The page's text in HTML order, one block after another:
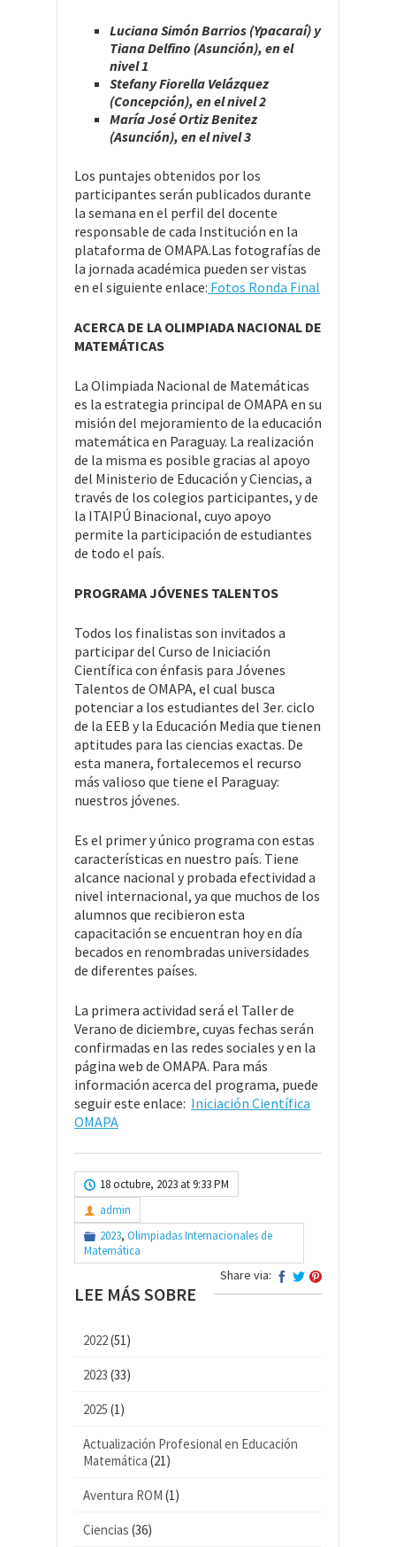
Luciana Simón Barrios (Ypacaraí) y
Tiana Delfino (Asunción), en el
nivel 1
Stefany Fiorella Velázquez
(Concepción), en el nivel 2
María José Ortiz Benitez
(Asunción), en el nivel 3
Los puntajes obtenidos por los
participantes serán publicados durante
la semana en el perfil del docente
responsable de cada Institución en la
plataforma de OMAPA.Las fotografías de
la jornada académica pueden ser vistas
en el siguiente enlace: Fotos Ronda Final
ACERCA DE LA OLIMPIADA NACIONAL DE
MATEMÁTICAS
La Olimpiada Nacional de Matemáticas
es la estrategia principal de OMAPA en su
misión del mejoramiento de la educación
matemática en Paraguay. La realización
de la misma es posible gracias al apoyo
del Ministerio de Educación y Ciencias, a
través de los colegios participantes, y de
la ITAIPÚ Binacional, cuyo apoyo
permite la participación de estudiantes
de todo el país.
PROGRAMA JÓVENES TALENTOS
Todos los finalistas son invitados a
participar del Curso de Iniciación
Científica con énfasis para Jóvenes
Talentos de OMAPA, el cual busca
potenciar a los estudiantes del 3er. ciclo
de la EEB y la Educación Media que tienen
aptitudes para las ciencias exactas. De
esta manera, fortalecemos el recurso
más valioso que tiene el Paraguay:
nuestros jóvenes.
Es el primer y único programa con estas
características en nuestro país. Tiene
alcance nacional y probada efectividad a
nivel internacional, ya que muchos de los
alumnos que recibieron esta
capacitación se encuentran hoy en día
becados en renombradas universidades
de diferentes países.
La primera actividad será el Taller de
Verano de diciembre, cuyas fechas serán
confirmadas en las redes sociales y en la
página web de OMAPA. Para más
información acerca del programa, puede
seguir este enlace: Iniciación Científica
OMAPA
18 octubre, 2023 at 9:33 PM
admin
2023, Olimpiadas Internacionales de
Matemática
Share via:
LEE MÁS SOBRE
2022(51)
2023 (33)
2025 (1)
Actualización Profesional en Educación
Matemática (21)
Aventura ROM (1)
Ciencias (36)